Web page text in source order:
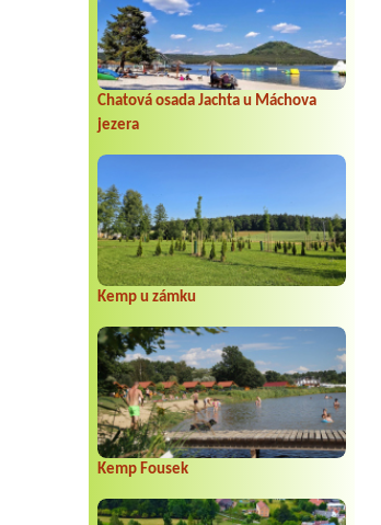
Chatová osada Jachta u Máchova
jezera
Kemp u zámku
Kemp Fousek